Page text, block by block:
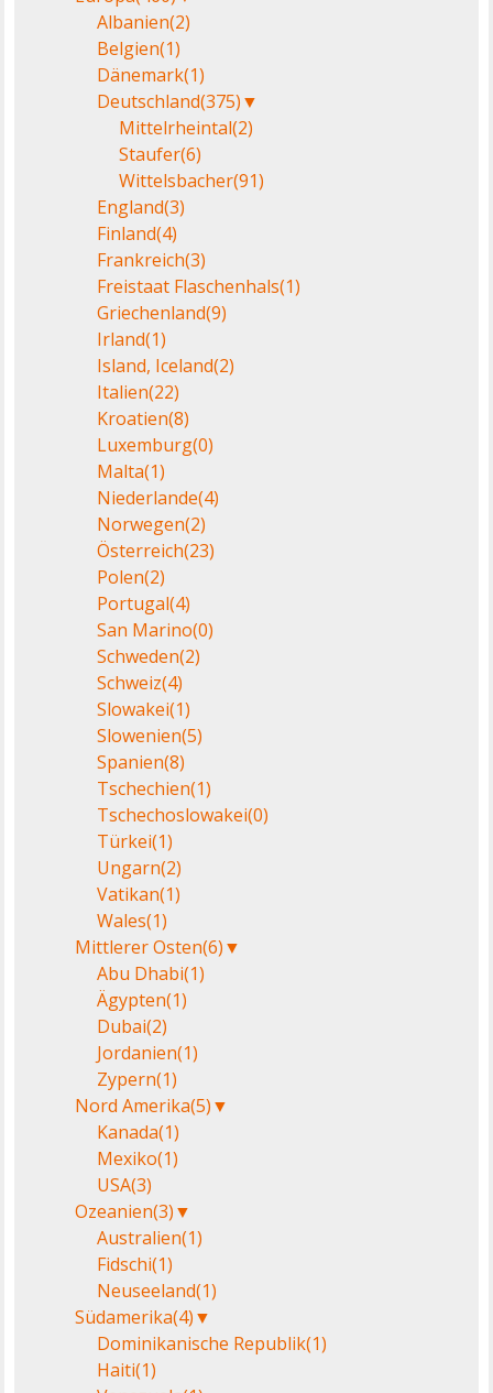
Albanien(2)
Belgien(1)
Dänemark(1)
Deutschland(375)▼
Mittelrheintal(2)
Staufer(6)
Wittelsbacher(91)
England(3)
Finland(4)
Frankreich(3)
Freistaat Flaschenhals(1)
Griechenland(9)
Irland(1)
Island, Iceland(2)
Italien(22)
Kroatien(8)
Luxemburg(0)
Malta(1)
Niederlande(4)
Norwegen(2)
Österreich(23)
Polen(2)
Portugal(4)
San Marino(0)
Schweden(2)
Schweiz(4)
Slowakei(1)
Slowenien(5)
Spanien(8)
Tschechien(1)
Tschechoslowakei(0)
Türkei(1)
Ungarn(2)
Vatikan(1)
Wales(1)
Mittlerer Osten(6)▼
Abu Dhabi(1)
Ägypten(1)
Dubai(2)
Jordanien(1)
Zypern(1)
Nord Amerika(5)▼
Kanada(1)
Mexiko(1)
USA(3)
Ozeanien(3)▼
Australien(1)
Fidschi(1)
Neuseeland(1)
Südamerika(4)▼
Dominikanische Republik(1)
Haiti(1)